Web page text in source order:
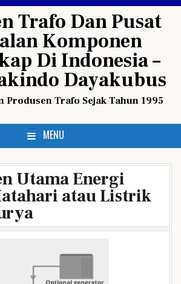
Trafo Dan Pusat
Komponen
Di Indonesia –
Dayakubus
Produsen Trafo Sejak Tahun 1995
MENU
Utama Energi
atau Listrik